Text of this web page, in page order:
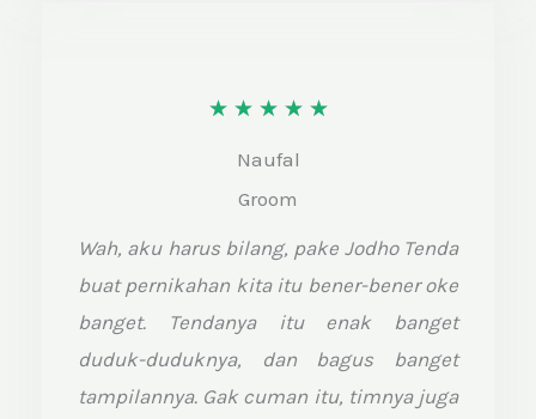
★ ★ ★ ★ ★R
5
o
u
Naufal
Groom
Wah, aku harus bilang, pake Jodho Tenda
buat pernikahan kita itu bener-bener oke
banget. Tendanya itu enak banget
duduk-duduknya, dan bagus banget
tampilannya. Gak cuman itu, timnya juga